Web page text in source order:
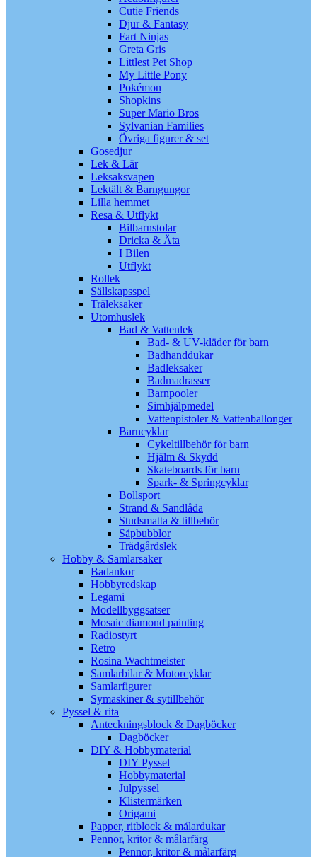
Cutie Friends
Djur & Fantasy
Fart Ninjas
Greta Gris
Littlest Pet Shop
My Little Pony
Pokémon
Shopkins
Super Mario Bros
Sylvanian Families
Övriga figurer & set
Gosedjur
Lek & Lär
Leksaksvapen
Lektält & Barngungor
Lilla hemmet
Resa & Utflykt
Bilbarnstolar
Dricka & Äta
I Bilen
Utflykt
Rollek
Sällskapsspel
Träleksaker
Utomhuslek
Bad & Vattenlek
Bad- & UV-kläder för barn
Badhanddukar
Badleksaker
Badmadrasser
Barnpooler
Simhjälpmedel
Vattenpistoler & Vattenballonger
Barncyklar
Cykeltillbehör för barn
Hjälm & Skydd
Skateboards för barn
Spark- & Springcyklar
Bollsport
Strand & Sandlåda
Studsmatta & tillbehör
Såpbubblor
Trädgårdslek
Hobby & Samlarsaker
Badankor
Hobbyredskap
Legami
Modellbyggsatser
Mosaic diamond painting
Radiostyrt
Retro
Rosina Wachtmeister
Samlarbilar & Motorcyklar
Samlarfigurer
Symaskiner & sytillbehör
Pyssel & rita
Anteckningsblock & Dagböcker
Dagböcker
DIY & Hobbymaterial
DIY Pyssel
Hobbymaterial
Julpyssel
Klistermärken
Origami
Papper, ritblock & målardukar
Pennor, kritor & målarfärg
Pennor, kritor & målarfärg